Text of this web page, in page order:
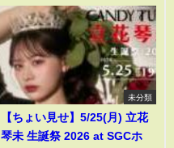
未分類
【ちょい見せ】5/25(月) 立花
琴未 生誕祭 2026 at SGCホ